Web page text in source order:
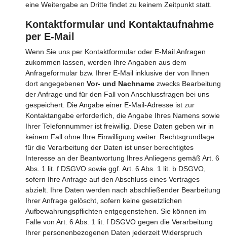
eine Weitergabe an Dritte findet zu keinem Zeitpunkt statt.
Kontaktformular und Kontaktaufnahme
per E-Mail
Wenn Sie uns per Kontaktformular oder E-Mail Anfragen
zukommen lassen, werden Ihre Angaben aus dem
Anfrageformular bzw. Ihrer E-Mail inklusive der von Ihnen
dort angegebenen Vor- und Nachname zwecks Bearbeitung
der Anfrage und für den Fall von Anschlussfragen bei uns
gespeichert. Die Angabe einer E-Mail-Adresse ist zur
Kontaktangabe erforderlich, die Angabe Ihres Namens sowie
Ihrer Telefonnummer ist freiwillig. Diese Daten geben wir in
keinem Fall ohne Ihre Einwilligung weiter. Rechtsgrundlage
für die Verarbeitung der Daten ist unser berechtigtes
Interesse an der Beantwortung Ihres Anliegens gemäß Art. 6
Abs. 1 lit. f DSGVO sowie ggf. Art. 6 Abs. 1 lit. b DSGVO,
sofern Ihre Anfrage auf den Abschluss eines Vertrages
abzielt. Ihre Daten werden nach abschließender Bearbeitung
Ihrer Anfrage gelöscht, sofern keine gesetzlichen
Aufbewahrungspflichten entgegenstehen. Sie können im
Falle von Art. 6 Abs. 1 lit. f DSGVO gegen die Verarbeitung
Ihrer personenbezogenen Daten jederzeit Widerspruch